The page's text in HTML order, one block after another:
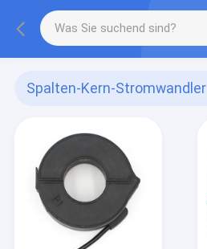
Spalten-Kern-Stromwandler